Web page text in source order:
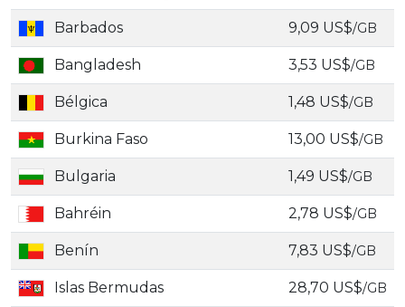
Barbados 9,09 US$/GB
Bangladesh 3,53 US$/GB
Bélgica 1,48 US$/GB
Burkina Faso 13,00 US$/GB
Bulgaria 1,49 US$/GB
Bahréin 2,78 US$/GB
Benín 7,83 US$/GB
Islas Bermudas 28,70 US$/GB